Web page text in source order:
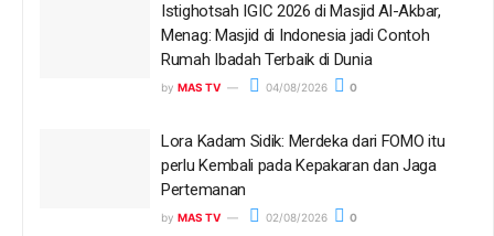
Istighotsah IGIC 2026 di Masjid Al-Akbar,
Menag: Masjid di Indonesia jadi Contoh
Rumah Ibadah Terbaik di Dunia
by MAS TV 04/08/2026 0
Lora Kadam Sidik: Merdeka dari FOMO itu
perlu Kembali pada Kepakaran dan Jaga
Pertemanan
by MAS TV 02/08/2026 0